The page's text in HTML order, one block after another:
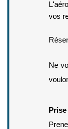
vos
Ne